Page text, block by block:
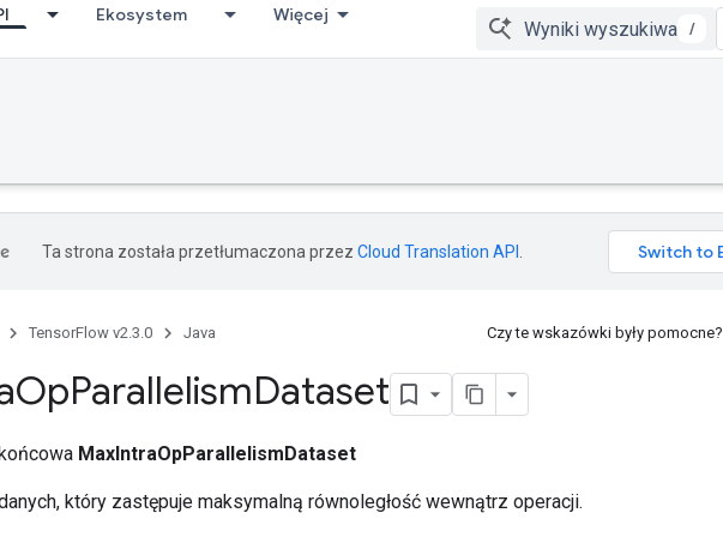
Ekosystem Więcej
/
Ta strona została przetłumaczona przez Cloud Translation API
TensorFlow v2.3.0 Java Czy te wskazówki były pomocne?
OpParallelismDataset
MaxIntraOpParallelismDataset
który zastępuje maksymalną równoległość wewnątrz operacji.